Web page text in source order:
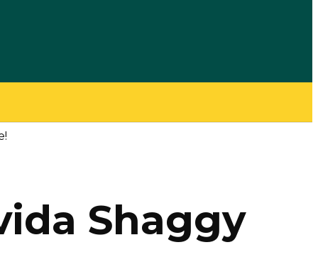
Shaggy